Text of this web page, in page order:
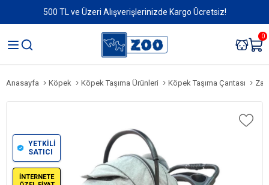
500 TL ve Üzeri Alışverişlerinizde Kargo Ücretsiz!
0
Anasayfa Köpek Köpek Taşıma Ürünleri Köpek Taşıma Çantası
YETKİLİ
SATICI
İNTERNETE